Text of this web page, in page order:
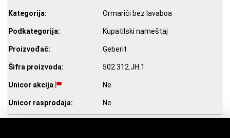
Kategorija: Ormarići bez lavaboa
Podkategorija: Kupatilski nameštaj
Proizvođač: Geberit
Šifra proizvoda: 502.312.JH.1
Unicor akcija Ne
Unicor rasprodaja: Ne